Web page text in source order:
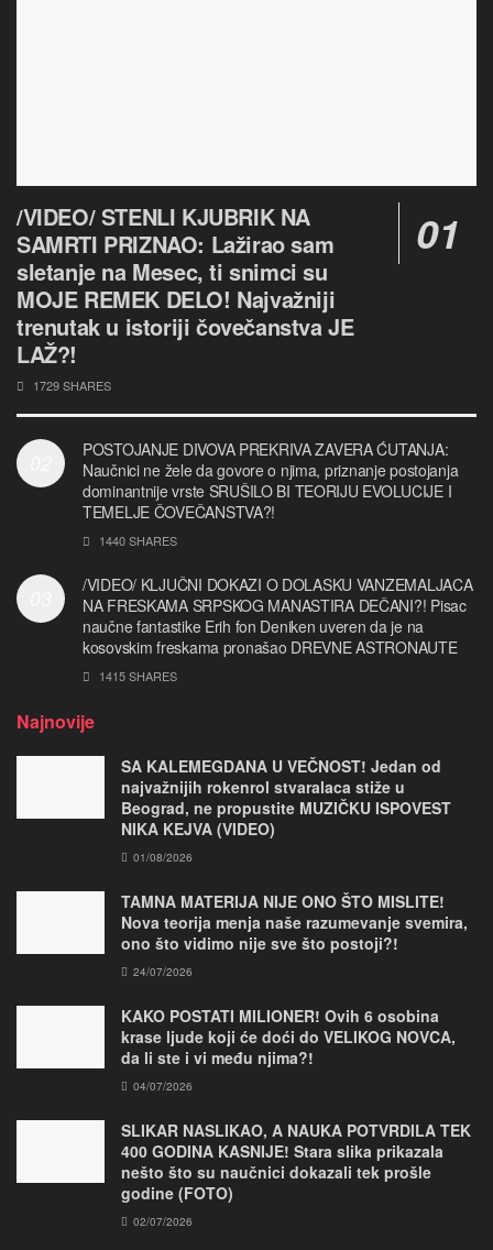
/VIDEO/ STENLI KJUBRIK NA
SAMRTI PRIZNAO: Lažirao sam
sletanje na Mesec, ti snimci su
MOJE REMEK DELO! Najvažniji
trenutak u istoriji čovečanstva JE
LAŽ?!
1729 SHARES
POSTOJANJE DIVOVA PREKRIVA ZAVERA ĆUTANJA:
Naučnici ne žele da govore o njima, priznanje postojanja
dominantnije vrste SRUŠILO BI TEORIJU EVOLUCIJE I
TEMELJE ČOVEČANSTVA?!
1440 SHARES
/VIDEO/ KLJUČNI DOKAZI O DOLASKU VANZEMALJACA
NA FRESKAMA SRPSKOG MANASTIRA DEČANI?! Pisac
naučne fantastike Erih fon Deniken uveren da je na
kosovskim freskama pronašao DREVNE ASTRONAUTE
1415 SHARES
Najnovije
SA KALEMEGDANA U VEČNOST! Jedan od
najvažnijih rokenrol stvaralaca stiže u
Beograd, ne propustite MUZIČKU ISPOVEST
NIKA KEJVA (VIDEO)
01/08/2026
TAMNA MATERIJA NIJE ONO ŠTO MISLITE!
Nova teorija menja naše razumevanje svemira,
ono što vidimo nije sve što postoji?!
24/07/2026
KAKO POSTATI MILIONER! Ovih 6 osobina
krase ljude koji će doći do VELIKOG NOVCA,
da li ste i vi među njima?!
04/07/2026
SLIKAR NASLIKAO, A NAUKA POTVRDILA TEK
400 GODINA KASNIJE! Stara slika prikazala
nešto što su naučnici dokazali tek prošle
godine (FOTO)
02/07/2026